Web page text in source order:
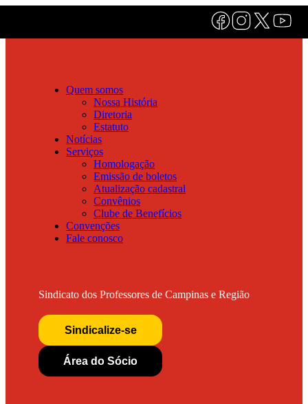
Quem somos
Nossa História
Diretoria
Estatuto
Notícias
Serviços
Homologação
Emissão de boletos
Atualização cadastral
Convênios
Clube de Benefícios
Convenções
Fale conosco
Sindicato dos Professores de Campinas e Região
Sindicalize-se
Área do Sócio